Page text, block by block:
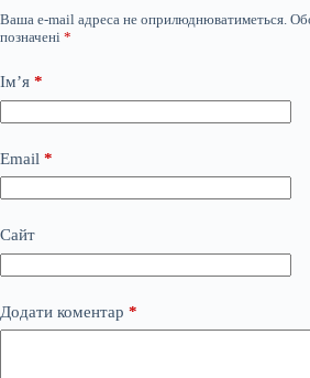
Ваша e-mail адреса не оприлюднюватиметься.
позначені *
Ім’я *
Email *
Сайт
Додати коментар *